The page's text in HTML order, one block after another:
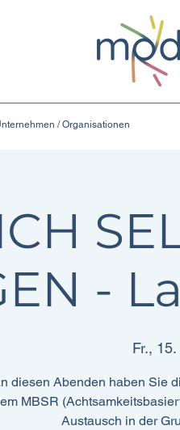
/ Organisationen
-
Fr.,
diesen Abenden haben Sie
MBSR
Austausch in der